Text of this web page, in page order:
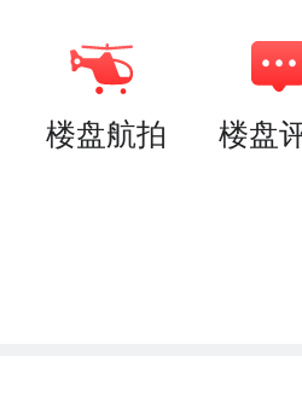
楼盘航拍 楼盘